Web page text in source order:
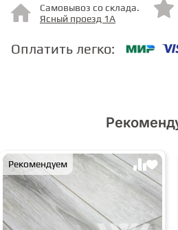
ЛАМИНАТ MSPC
Самовывоз со склада.
Ясный проезд 1А
Оплатить легко:
Рекомендуем